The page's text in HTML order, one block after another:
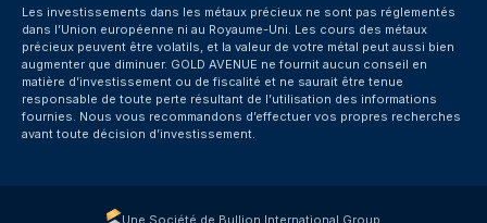
Les investissements dans les métaux précieux ne sont pas réglementés
dans l’Union européenne ni au Royaume-Uni. Les cours des métaux
précieux peuvent être volatils, et la valeur de votre métal peut aussi bien
augmenter que diminuer. GOLD AVENUE ne fournit aucun conseil en
matière d’investissement ou de fiscalité et ne saurait être tenue
responsable de toute perte résultant de l’utilisation des informations
fournies. Nous vous recommandons d’effectuer vos propres recherches
avant toute décision d’investissement.
Une Société de Bullion International Group